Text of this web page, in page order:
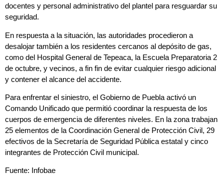
docentes y personal administrativo del plantel para resguardar su
seguridad.
En respuesta a la situación, las autoridades procedieron a
desalojar también a los residentes cercanos al depósito de gas,
como del Hospital General de Tepeaca, la Escuela Preparatoria 2
de octubre, y vecinos, a fin fin de evitar cualquier riesgo adicional
y contener el alcance del accidente.
Para enfrentar el siniestro, el Gobierno de Puebla activó un
Comando Unificado que permitió coordinar la respuesta de los
cuerpos de emergencia de diferentes niveles. En la zona trabajan
25 elementos de la Coordinación General de Protección Civil, 29
efectivos de la Secretaría de Seguridad Pública estatal y cinco
integrantes de Protección Civil municipal.
Fuente: Infobae